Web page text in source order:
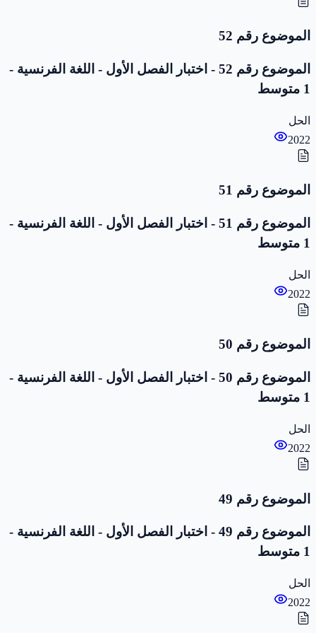
الموضوع رقم 52
الموضوع رقم 52 - اختبار الفصل الأول - اللغة الفرنسية -
1 متوسط
الحل
2022
الموضوع رقم 51
الموضوع رقم 51 - اختبار الفصل الأول - اللغة الفرنسية -
1 متوسط
الحل
2022
الموضوع رقم 50
الموضوع رقم 50 - اختبار الفصل الأول - اللغة الفرنسية -
1 متوسط
الحل
2022
الموضوع رقم 49
الموضوع رقم 49 - اختبار الفصل الأول - اللغة الفرنسية -
1 متوسط
الحل
2022